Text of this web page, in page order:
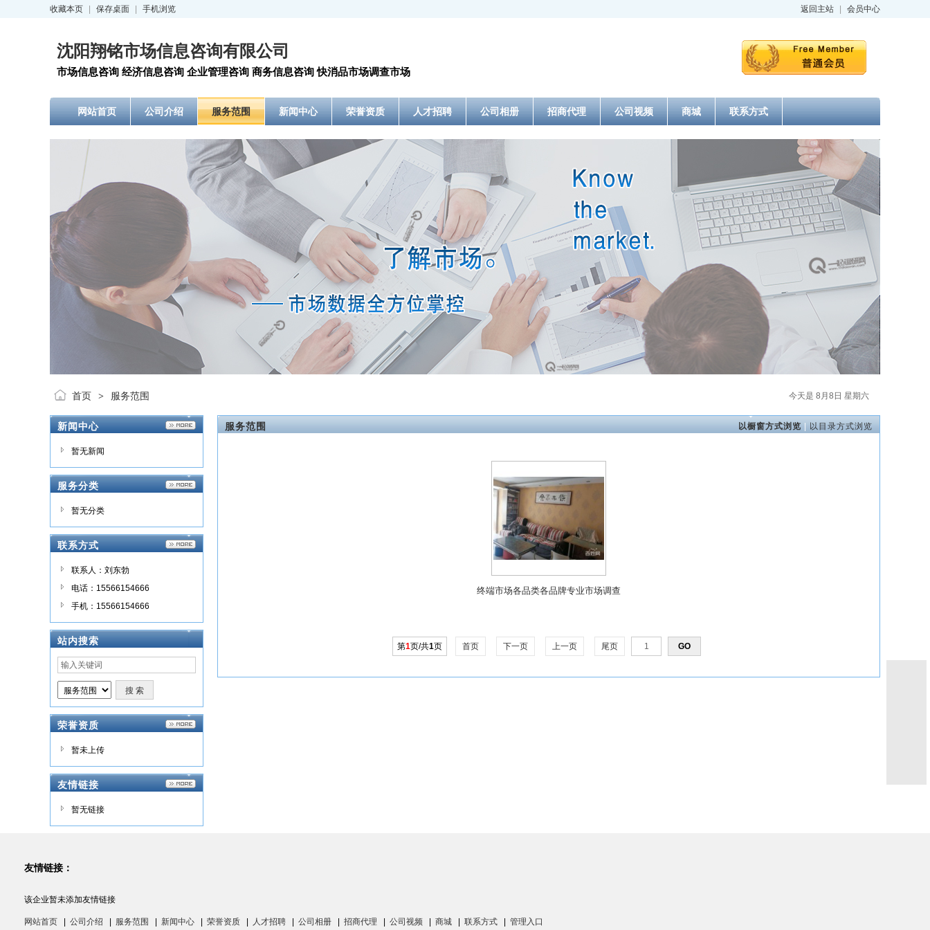
返回主站 会员中心
收藏本页 保存桌面 手机浏览
沈阳翔铭市场信息咨询有限公司
市场信息咨询 经济信息咨询 企业管理咨询 商务信息咨询 快消品市场调查市场
网站首页 公司介绍 服务范围 新闻中心 荣誉资质 人才招聘 公司相册 招商代理 公司视频 商城 联系方式
今天是 8月8日 星期六
首页 > 服务范围
新闻中心
暂无新闻
服务分类
暂无分类
联系方式
联系人：刘东勃
电话：15566154666
手机：15566154666
站内搜索
荣誉资质
暂未上传
友情链接
暂无链接
以橱窗方式浏览 以目录方式浏览
服务范围
终端市场各品类各品牌专业市场调查
第1页/共1页 首页 下一页 上一页 尾页
友情链接：
该企业暂未添加友情链接
网站首页 公司介绍 服务范围 新闻中心 荣誉资质 人才招聘 公司相册 招商代理 公司视频 商城 联系方式 管理入口